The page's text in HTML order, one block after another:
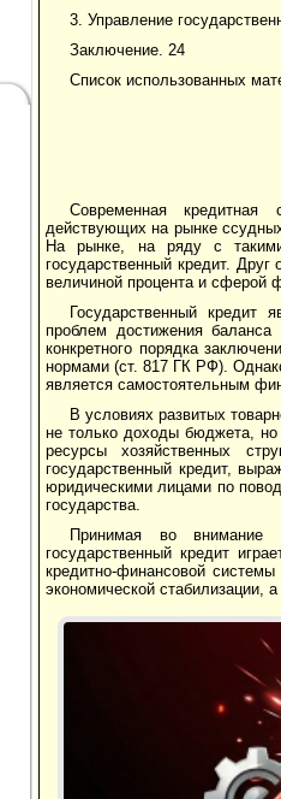
3. Управление
Заключение. 24
Список использованных
Современная кредитная
действующих на рынке
На рынке, на ряду с
государственный кредит.
величиной процента и сферой
Государственный кредит
проблем достижения
конкретного порядка
нормами (ст. 817 ГК РФ).
является самостоятельным
В условиях развитых
не только доходы бюджета,
ресурсы хозяйственных
государственный кредит,
юридическими лицами по
государства.
Принимая во внимание
государственный кредит
кредитно-финансовой
экономической стабилизации,